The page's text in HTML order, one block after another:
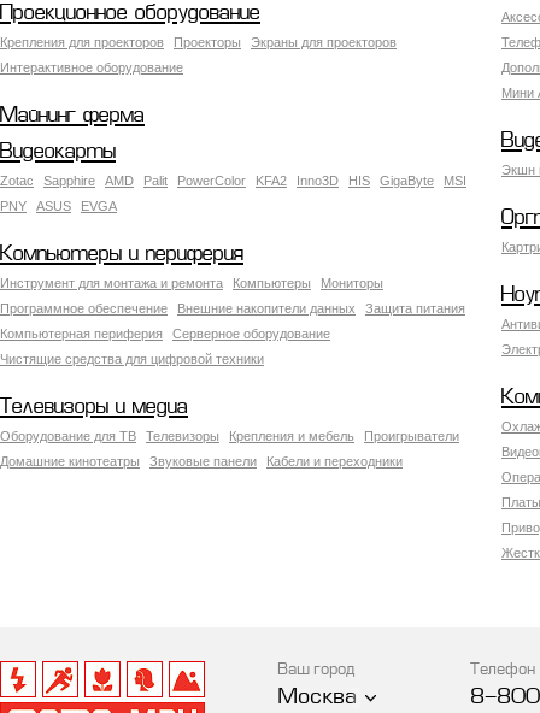
Мини
Проекционное оборудование
Крепления для проекторов Проекторы
Экраны для проекторов
Интерактивное оборудование
Майнинг ферма
Экшн
Видеокарты
Zotac Sapphire AMD Palit PowerColor KFA2 Inno3D HIS GigaByte
MSI
PNY
ASUS EVGA
Компьютеры и периферия
Инструмент для монтажа и ремонта Компьютеры
Мониторы
Программное обеспечение
Внешние накопители данных
Защита питания
Компьютерная периферия
Серверное оборудование
Чистящие средства для цифровой техники
Телевизоры и медиа
Оборудование для ТВ Телевизоры Крепления и мебель
Проигрыватели
Домашние кинотеатры
Звуковые панели Кабели и переходники
Ваш город
Москва
Телефон
8-